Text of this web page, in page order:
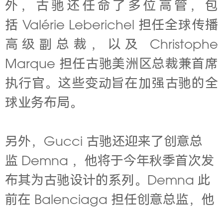
外，古驰还任命了多位高管，包
括 Valérie Leberichel 担任全球传播
高级副总裁，以及 Christophe
Marque 担任古驰美洲区总裁兼首席
执行官。这些变动旨在加强古驰的全
球业务布局。
另外，Gucci 古驰还迎来了创意总
监 Demna ，他将于今年秋季首次发
布其为古驰设计的系列。Demna 此
前在 Balenciaga 担任创意总监，他